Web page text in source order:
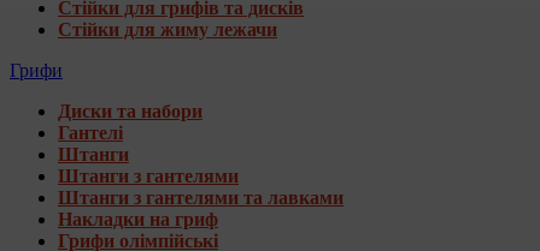
Стійки для грифів та дисків
Стійки для жиму лежачи
Грифи
Диски та набори
Гантелі
Штанги
Штанги з гантелями
Штанги з гантелями та лавками
Накладки на гриф
Грифи олімпійські